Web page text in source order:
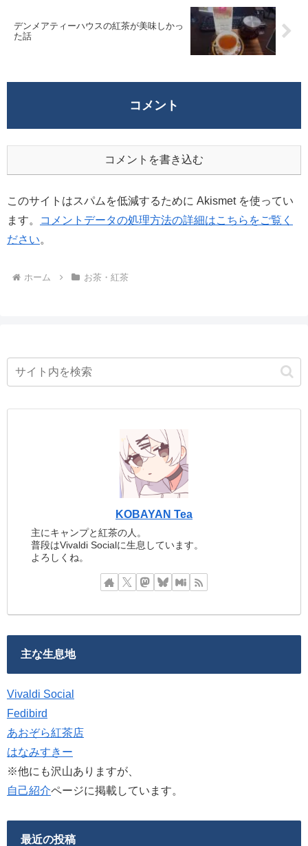
デンメアティーハウスの紅茶が美味しかっ
た話
コメント
コメントを書き込む
このサイトはスパムを低減するために Akismet を使ってい
ます。
コメントデータの処理方法の詳細はこちらをご覧く
ださい。
ホーム お茶・紅茶
KOBAYAN Tea
主にキャンプと紅茶の人。
普段はVivaldi Socialに生息しています。
よろしくね。
主な生息地
Vivaldi Social
Fedibird
あおぞら紅茶店
はなみすきー
※他にも沢山ありますが、
自己紹介ページに掲載しています。
最近の投稿